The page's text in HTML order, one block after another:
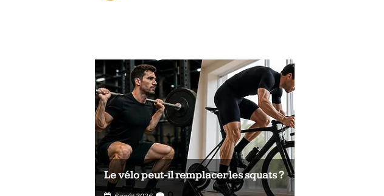
Le vélo peut-il remplacer les squats ?